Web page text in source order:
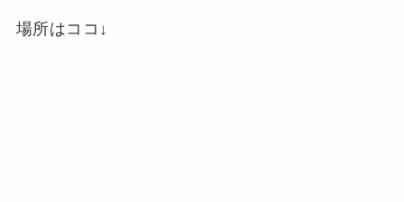
場所はココ↓